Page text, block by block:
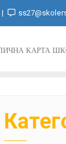
КАРТА